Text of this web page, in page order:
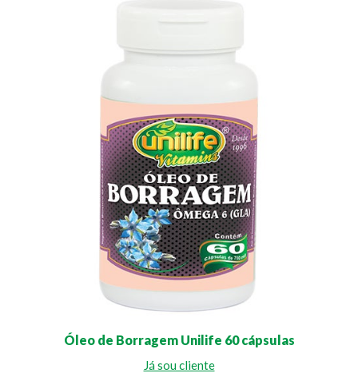
Óleo de Borragem Unilife 60 cápsulas
Já sou cliente